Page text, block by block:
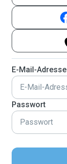
E-Mail-Adresse
Passwort